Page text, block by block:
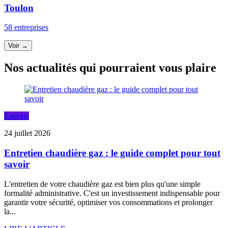
Toulon
58 entreprises
Voir →
Nos actualités qui pourraient vous plaire
Energie
24 juillet 2026
Entretien chaudière gaz : le guide complet pour tout
savoir
L'entretien de votre chaudière gaz est bien plus qu'une simple
formalité administrative. C'est un investissement indispensable pour
garantir votre sécurité, optimiser vos consommations et prolonger
la...